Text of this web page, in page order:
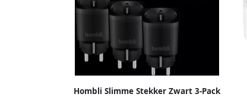
Hombli Slimme Stekker Zwart 3-Pack